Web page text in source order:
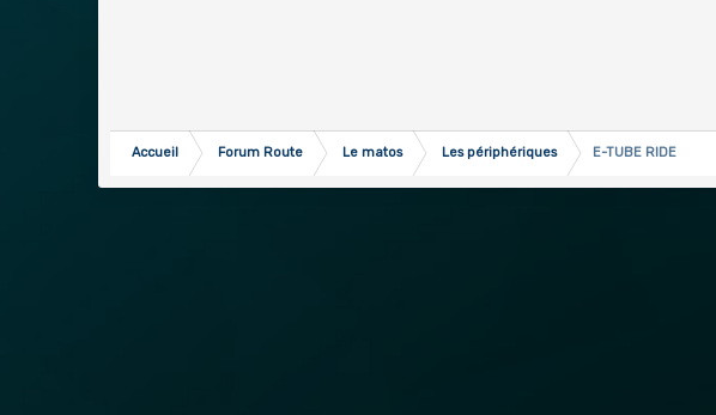
Accueil Forum Route Le matos Les périphériques E-TUBE RIDE